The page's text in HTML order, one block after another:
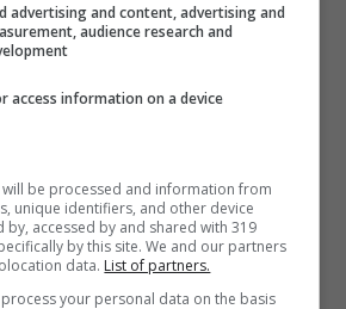
di Golf, si
anche in diretta
un appuntamento ormai fisso
World Challenge non
la FedEx Cup,
advertising and content, advertising and
audience research and
access information on a device
be processed and information from
unique identifiers, and other device
by, accessed by and shared with 319
by this site. We and our partners
data. List of partners.
your personal data on the basis